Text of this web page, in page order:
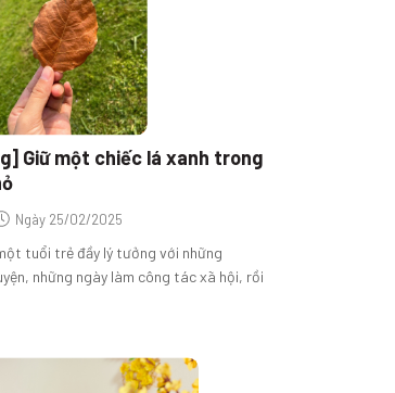
Giữ một chiếc lá xanh trong
Ngày 25/02/2025
tuổi trẻ đầy lý tưởng với những
những ngày làm công tác xã hội, rồi